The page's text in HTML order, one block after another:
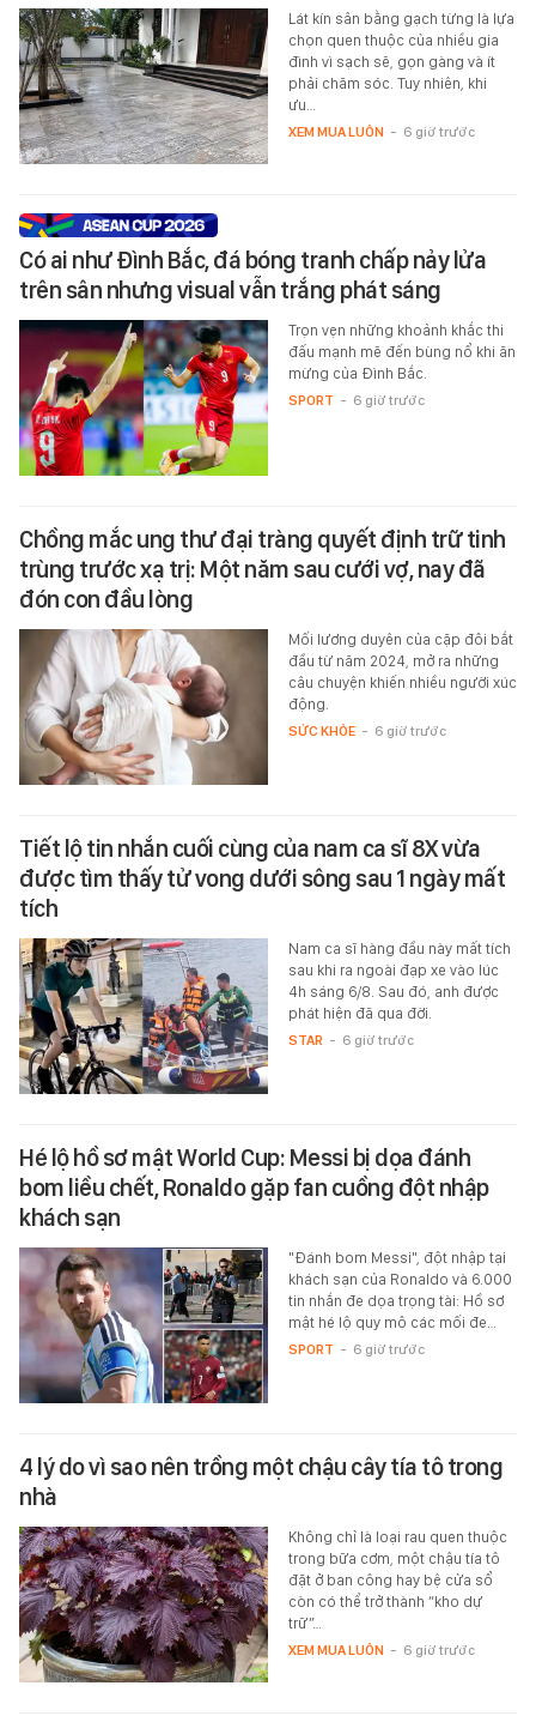
Lát kín sân bằng gạch từng là lựa
chọn quen thuộc của nhiều gia
đình vì sạch sẽ, gọn gàng và ít
phải chăm sóc. Tuy nhiên, khi
ưu…
XEM MUA LUÔN - 6 giờ trước
Có ai như Đình Bắc, đá bóng tranh chấp nảy lửa
trên sân nhưng visual vẫn trắng phát sáng
Trọn vẹn những khoảnh khắc thi
đấu mạnh mẽ đến bùng nổ khi ăn
mừng của Đình Bắc.
SPORT - 6 giờ trước
Chồng mắc ung thư đại tràng quyết định trữ tinh
trùng trước xạ trị: Một năm sau cưới vợ, nay đã
đón con đầu lòng
Mối lương duyên của cặp đôi bắt
đầu từ năm 2024, mở ra những
câu chuyện khiến nhiều người xúc
động.
SỨC KHỎE - 6 giờ trước
Tiết lộ tin nhắn cuối cùng của nam ca sĩ 8X vừa
được tìm thấy tử vong dưới sông sau 1 ngày mất
tích
Nam ca sĩ hàng đầu này mất tích
sau khi ra ngoài đạp xe vào lúc
4h sáng 6/8. Sau đó, anh được
phát hiện đã qua đời.
STAR - 6 giờ trước
Hé lộ hồ sơ mật World Cup: Messi bị dọa đánh
bom liều chết, Ronaldo gặp fan cuồng đột nhập
khách sạn
"Đánh bom Messi", đột nhập tại
khách sạn của Ronaldo và 6.000
tin nhắn đe dọa trọng tài: Hồ sơ
mật hé lộ quy mô các mối đe…
SPORT - 6 giờ trước
4 lý do vì sao nên trồng một chậu cây tía tô trong
nhà
Không chỉ là loại rau quen thuộc
trong bữa cơm, một chậu tía tô
đặt ở ban công hay bệ cửa sổ
còn có thể trở thành “kho dự
trữ”…
XEM MUA LUÔN - 6 giờ trước